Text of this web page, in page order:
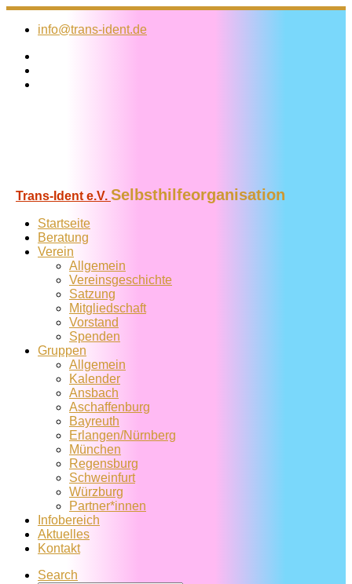
Zum
Inhalt
info@trans-ident.de
Trans-Ident e.V. Selbsthilfeorganisation
Startseite
Beratung
Verein
Allgemein
Vereins­geschichte
Satzung
Mitglied­schaft
Vorstand
Spenden
Gruppen
Allgemein
Kalender
Ansbach
Aschaffenburg
Bayreuth
Erlangen/Nürnberg
München
Regensburg
Schweinfurt
Würzburg
Partner*innen
Infobereich
Aktuelles
Kontakt
Search